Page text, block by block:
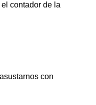
contador de la
con